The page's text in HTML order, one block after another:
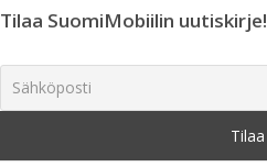
Tilaa SuomiMobiilin uutiskirje!